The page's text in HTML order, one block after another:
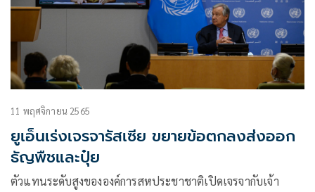
11 พฤศจิกายน 2565
ยูเอ็นเร่งเจรจารัสเซีย ขยายข้อตกลงส่งออก
ธัญพืชและปุ๋ย
ตัวแทนระดับสูงขององค์การสหประชาชาติเปิดเจรจากับเจ้า